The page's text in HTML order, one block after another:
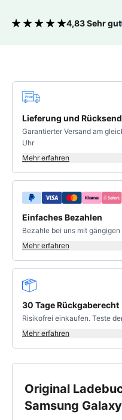
Bewertung 4.83 von 5
4,83 Sehr gut
Deine Vorteile
Lieferung und
Garantierter Versand am
Uhr
Mehr erfahren
Einfaches Bezahlen
Bezahle bei uns mit
Mehr erfahren
30 Tage Rückgaberecht
Risikofrei einkaufen. Teste
Mehr erfahren
Original
Samsung